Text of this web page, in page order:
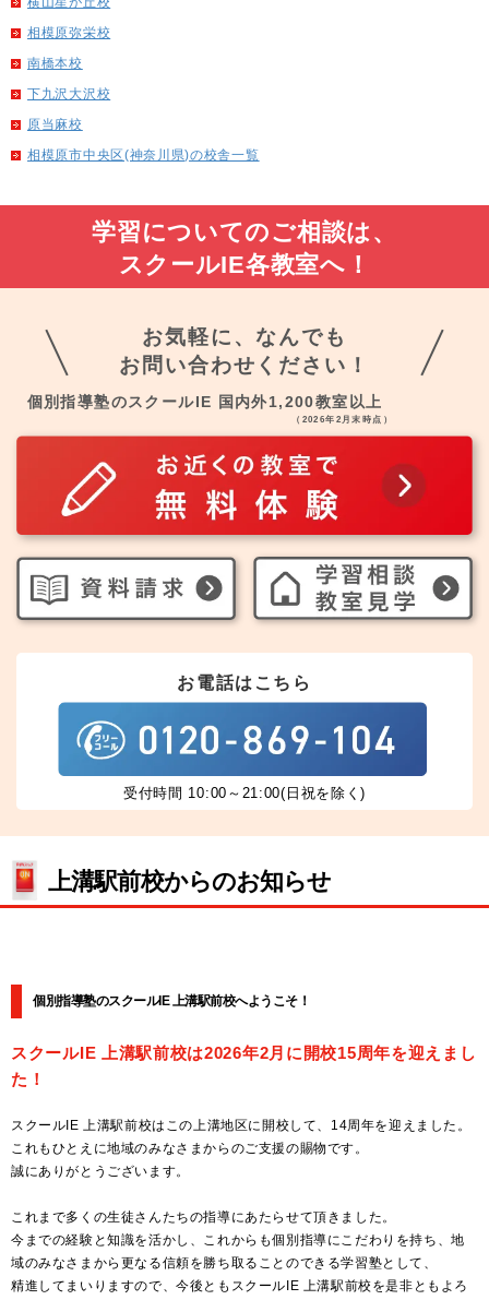
相模原弥栄校
南橋本校
下九沢大沢校
原当麻校
相模原市中央区(神奈川県)の校舎一覧
学習についてのご相談は、
スクールIE各教室へ！
お気軽に、なんでも
お問い合わせください！
個別指導塾のスクールIE 国内外1,200教室以上
（2026年2月末時点）
お電話はこちら
受付時間 10:00～21:00(日祝を除く)
上溝駅前校からのお知らせ
個別指導塾のスクールIE 上溝駅前校へようこそ！
スクールIE 上溝駅前校は2026年2月に開校15周年を迎えまし
た！
スクールIE 上溝駅前校はこの上溝地区に開校して、14周年を迎えました。
これもひとえに地域のみなさまからのご支援の賜物です。
誠にありがとうございます。
これまで多くの生徒さんたちの指導にあたらせて頂きました。
今までの経験と知識を活かし、これからも個別指導にこだわりを持ち、地
域のみなさまから更なる信頼を勝ち取ることのできる学習塾として、
精進してまいりますので、今後ともスクールIE 上溝駅前校を是非ともよろ